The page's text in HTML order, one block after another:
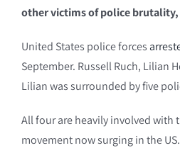
other victims of police brutality,
United States police forces
September. Russell Ruch, Lilian
Lilian was surrounded by five
All four are heavily involved with
movement now surging in the